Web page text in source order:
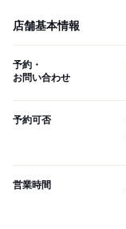
店舗基本情報
予約・
お問い合わせ
予約可否
営業時間